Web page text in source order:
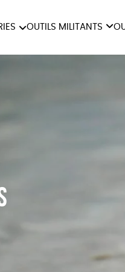
OUTILS MILITANTS